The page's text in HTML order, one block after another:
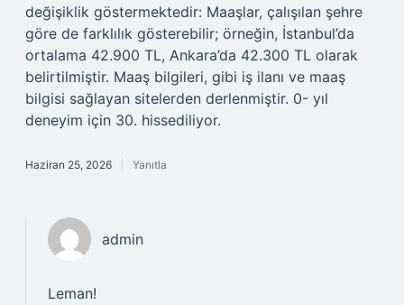
değişiklik göstermektedir: Maaşlar, çalışılan şehre
göre de farklılık gösterebilir; örneğin, İstanbul’da
ortalama 42.900 TL, Ankara’da 42.300 TL olarak
belirtilmiştir. Maaş bilgileri, gibi iş ilanı ve maaş
bilgisi sağlayan sitelerden derlenmiştir. 0- yıl
deneyim için 30. hissediliyor.
Haziran 25, 2026 Yanıtla
admin
Leman!